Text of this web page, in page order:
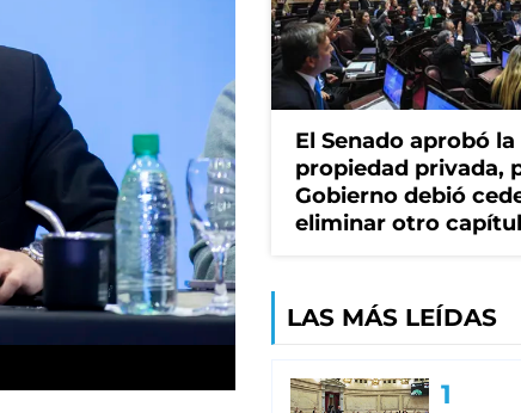
El Senado aprobó
propiedad privada,
Gobierno debió
eliminar otro
LAS MÁS LEÍDAS